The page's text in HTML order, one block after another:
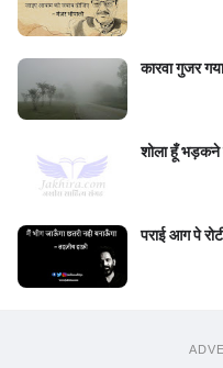
कारवा गुजर
शोला हूँ भड़कने
पराई आग पे